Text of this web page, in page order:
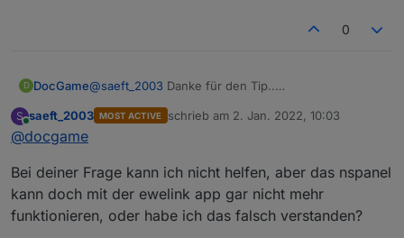
0
D DocGame@saeft_2003 Danke für den Tip..
In dem Menue in dem man das Temperaturabhänige
Muss ich hierzu auch noch einen Befehl absetzen?
S
Online
saeft_2003 MOST ACTIVE schrieb am 2. Jan. 2022, 10:03
zuletzt editiert von
@docgame
Bei deiner Frage kann ich nicht helfen, aber das nspanel
kann doch mit der ewelink app gar nicht mehr
funktionieren, oder habe ich das falsch verstanden?